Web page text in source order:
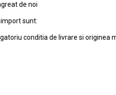
de noi
sunt:
conditia de livrare si originea